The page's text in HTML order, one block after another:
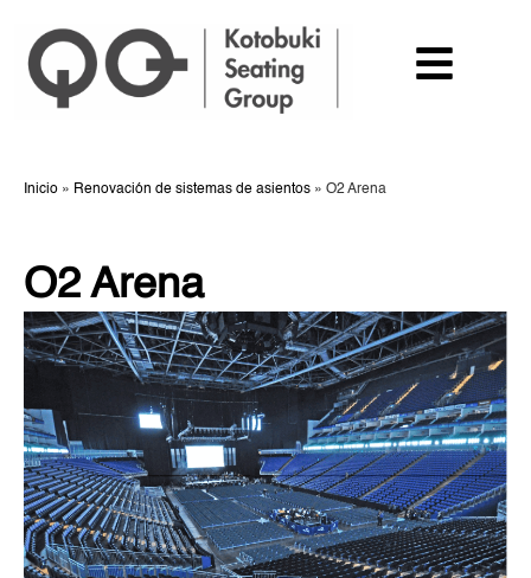
Inicio » Renovación de sistemas de asientos » O2 Arena
O2 Arena